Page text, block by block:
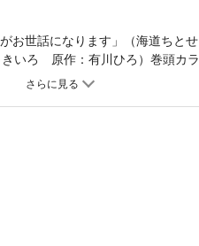
お世話になります」（海道ちと
きいろ 原作：有川ひろ）巻頭カ
載！魔導学校ファンタジー「さ
と暴君主」（雑魚じゃっこ）
も要チェック！ ※電子化に当た
ございます。